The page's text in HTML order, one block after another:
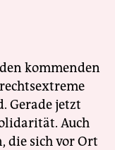
kommenden
Gerade jetzt
Auch
die sich vor Ort